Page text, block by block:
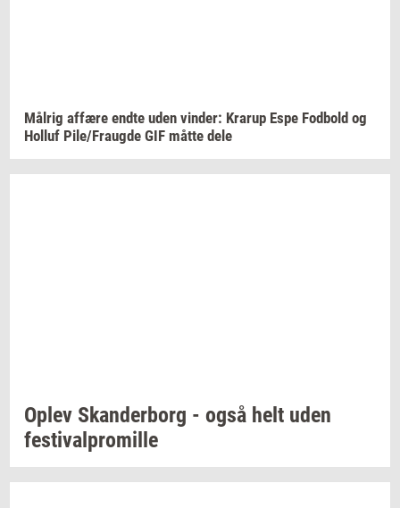
Må­l­rig af­fæ­re endte uden vin­der: Krarup Espe Fod­bold og
Hol­luf Pile/Fraug­de GIF måtte dele
Oplev Skan­der­borg - også helt uden
festi­val­pro­mil­le